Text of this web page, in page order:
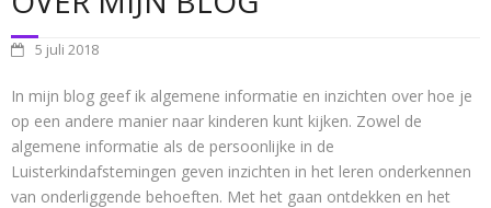
Luisterkindafstemming
Over mij
Contact
5 juli 2018
In mijn blog geef ik algemene informatie en inzichten over hoe je
op een andere manier naar kinderen kunt kijken. Zowel de
algemene informatie als de persoonlijke in de
Luisterkindafstemingen geven inzichten in het leren onderkennen
van onderliggende behoeften. Met het gaan ontdekken en het